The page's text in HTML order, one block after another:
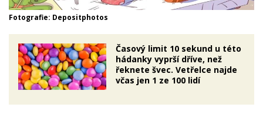
Fotografie: Depositphotos
Časový limit 10 sekund u této
hádanky vyprší dříve, než
řeknete švec. Vetřelce najde
včas jen 1 ze 100 lidí